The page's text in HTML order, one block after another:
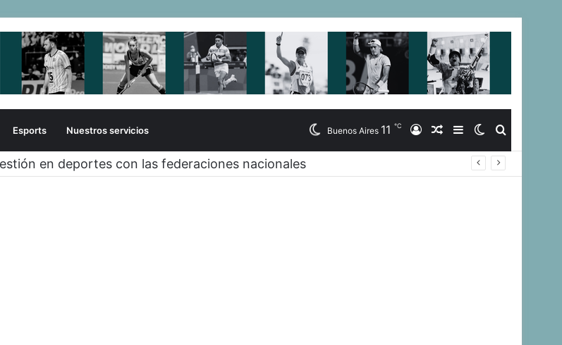
Esports Nuestros servicios Buscar
Switch
skin
Barra
Lateral
Artículo
Aleatorio
Iniciar
Buenos Aires 11 ℃
en deportes con las federaciones nacionales